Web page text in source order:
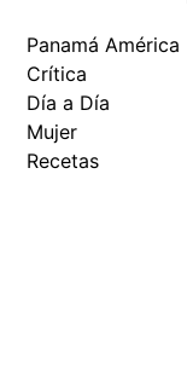
Panamá América
Crítica
Día a Día
Mujer
Recetas